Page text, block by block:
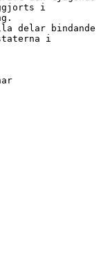
i
delar bindande
i